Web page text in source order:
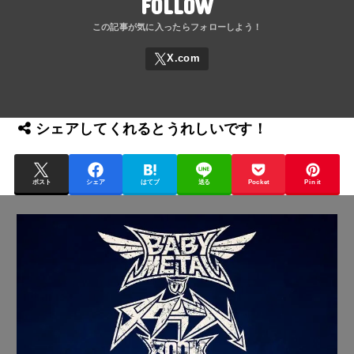
FOLLOW
シェアしてくれるとうれしいです！
ポスト シェア はてブ 送る Pocket Pin it